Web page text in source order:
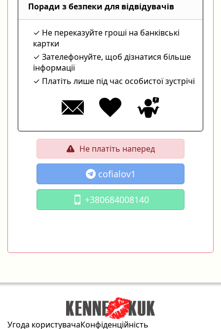
Поради з безпеки для відвідувачів
Не переказуйте гроші на банківські
картки
Зателефонуйте, щоб дізнатися більше
інформації
Платіть лише під час особистої зустрічі
Не платіть наперед
cofialov1
+380684008140
Угода користувачаКонфіденційність